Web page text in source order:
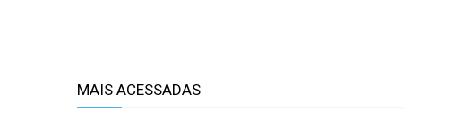
MAIS ACESSADAS